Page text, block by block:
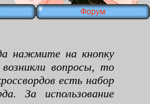
Форум
нажмите на кнопку
вопросы, то
есть набор
За использование